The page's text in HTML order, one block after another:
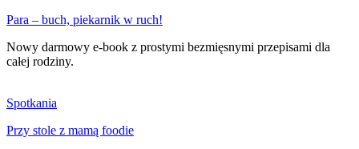
Para – buch, piekarnik w ruch!
Nowy darmowy e-book z prostymi bezmięsnymi przepisami dla
całej rodziny.
Spotkania
Przy stole z mamą foodie